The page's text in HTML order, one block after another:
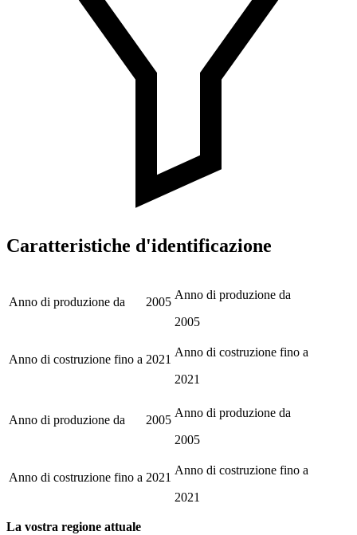
Caratteristiche d'identificazione
Anno di produzione da 2005
Anno di produzione da
2005
Anno di costruzione fino a 2021
Anno di costruzione fino a
2021
Anno di produzione da 2005
Anno di produzione da
2005
Anno di costruzione fino a 2021
Anno di costruzione fino a
2021
La vostra regione attuale